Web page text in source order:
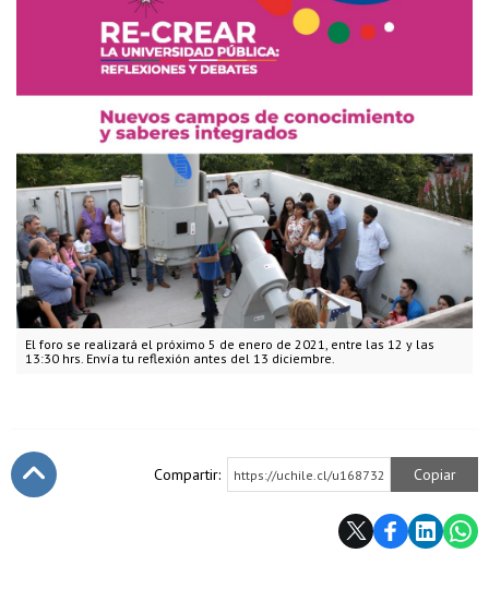
El foro se realizará el próximo 5 de enero de 2021, entre las 12 y las
13:30 hrs. Envía tu reflexión antes del 13 diciembre.
Compartir: https://uchile.cl/u168732 Copiar